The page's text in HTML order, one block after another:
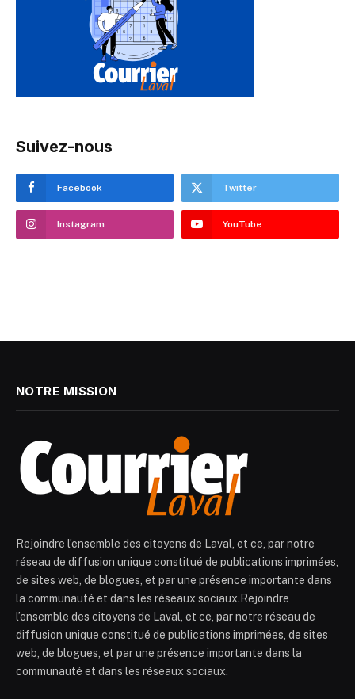
Suivez-nous
Facebook Twitter
Instagram YouTube
NOTRE MISSION
Rejoindre l’ensemble des citoyens de Laval, et ce, par notre
réseau de diffusion unique constitué de publications imprimées,
de sites web, de blogues, et par une présence importante dans
la communauté et dans les réseaux sociaux.Rejoindre
l’ensemble des citoyens de Laval, et ce, par notre réseau de
diffusion unique constitué de publications imprimées, de sites
web, de blogues, et par une présence importante dans la
communauté et dans les réseaux sociaux.